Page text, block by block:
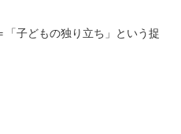
「子どもの独り立ち」という捉